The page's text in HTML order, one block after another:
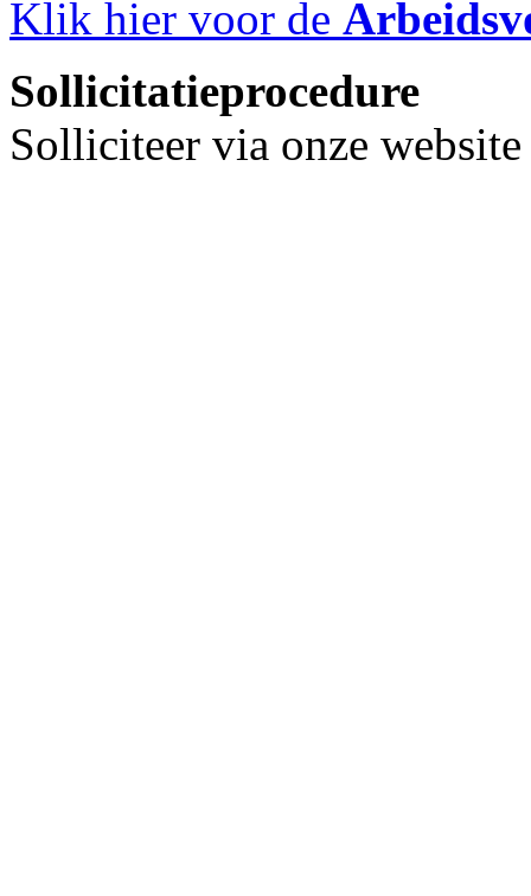
Klik hier voor de
Sollicitatieprocedure
Solliciteer via onze